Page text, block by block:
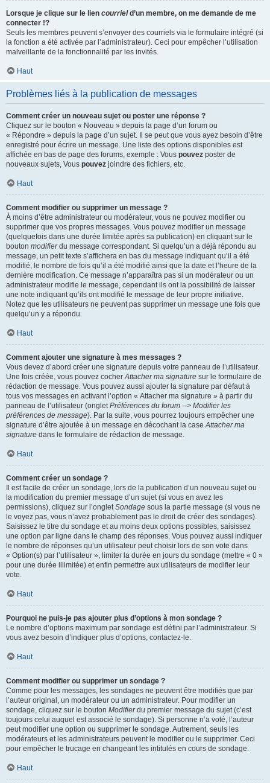
Lorsque je clique sur le lien courrield’un membre, on me demande de me
connecter !?
Seuls les membres peuvent s’envoyer des courriels via le formulaire intégré (si
la fonction a été activée par l’administrateur). Ceci pour empêcher l’utilisation
malveillante de la fonctionnalité par les invités.
Haut
Problèmes liés à la publication de messages
Comment créer un nouveau sujet ou poster une réponse ?
Cliquez sur le bouton « Nouveau » depuis la page d’un forum ou
« Répondre » depuis la page d’un sujet. Il se peut que vous ayez besoin d’être
enregistré pour écrire un message. Une liste des options disponibles est
affichée en bas de page des forums, exemple : Vous pouvez poster de
nouveaux sujets, Vous pouvez joindre des fichiers, etc.
Haut
Comment modifier ou supprimer un message ?
À moins d’être administrateur ou modérateur, vous ne pouvez modifier ou
supprimer que vos propres messages. Vous pouvez modifier un message
(quelquefois dans une durée limitée après sa publication) en cliquant sur le
bouton modifierdu message correspondant. Si quelqu’un a déjà répondu au
message, un petit texte s’affichera en bas du message indiquant qu’il a été
modifié, le nombre de fois qu’il a été modifié ainsi que la date et l’heure de la
dernière modification. Ce message n’apparaîtra pas si un modérateur ou un
administrateur modifie le message, cependant ils ont la possibilité de laisser
une note indiquant qu’ils ont modifié le message de leur propre initiative.
Notez que les utilisateurs ne peuvent pas supprimer un message une fois que
quelqu’un y a répondu.
Haut
Comment ajouter une signature à mes messages ?
Vous devez d’abord créer une signature depuis votre panneau de l’utilisateur.
Une fois créée, vous pouvez cocherAttacher ma signature sur le formulaire de
rédaction de message. Vous pouvez aussi ajouter la signature par défaut à
tous vos messages en activant l’option « Attacher ma signature » à partir du
panneau de l’utilisateur (ongletPréférences du forum --> Modifier les
préférences de message). Par la suite, vous pourrez toujours empêcher une
signature d’être ajoutée à un message en décochant la caseAttacher ma
signature dans le formulaire de rédaction de message.
Haut
Comment créer un sondage ?
Il est facile de créer un sondage, lors de la publication d’un nouveau sujet ou
la modification du premier message d’un sujet (si vous en avez les
permissions), cliquez sur l’ongletSondage sous la partie message (si vous ne
le voyez pas, vous n’avez probablement pas le droit de créer des sondages).
Saisissez le titre du sondage et au moins deux options possibles, saisissez
une option par ligne dans le champ des réponses. Vous pouvez aussi indiquer
le nombre de réponses qu’un utilisateur peut choisir lors de son vote dans
« Option(s) par l’utilisateur », limiter la durée en jours du sondage (mettre « 0 »
pour une durée illimitée) et enfin permettre aux utilisateurs de modifier leur
vote.
Haut
Pourquoi ne puis-je pas ajouter plus d’options à mon sondage ?
Le nombre d’options maximum par sondage est défini par l’administrateur. Si
vous avez besoin d’indiquer plus d’options, contactez-le.
Haut
Comment modifier ou supprimer un sondage ?
Comme pour les messages, les sondages ne peuvent être modifiés que par
l’auteur original, un modérateur ou un administrateur. Pour modifier un
sondage, cliquez sur le bouton Modifierdu premier message du sujet (c’est
toujours celui auquel est associé le sondage). Si personne n’a voté, l’auteur
peut modifier une option ou supprimer le sondage. Autrement, seuls les
modérateurs et les administrateurs peuvent le modifier ou le supprimer. Ceci
pour empêcher le trucage en changeant les intitulés en cours de sondage.
Haut